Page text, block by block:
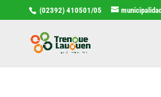
(02392) 410501/05